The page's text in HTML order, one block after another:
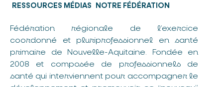
RESSOURCES MÉDIAS NOTRE FÉDÉRATION
Fédération régionale de l’exercice
coordonné et pluriprofessionnel en santé
primaire de Nouvelle-Aquitaine. Fondée en
2008 et composée de professionnels de
santé qui interviennent pour accompagner le